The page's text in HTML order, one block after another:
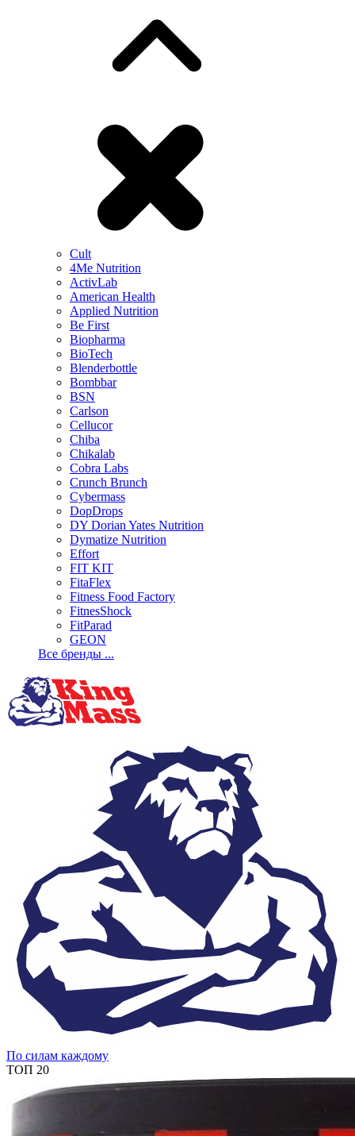
Cult
4Me Nutrition
ActivLab
American Health
Applied Nutrition
Be First
Biopharma
BioTech
Blenderbottle
Bombbar
BSN
Carlson
Cellucor
Chiba
Chikalab
Cobra Labs
Crunch Brunch
Cybermass
DopDrops
DY Dorian Yates Nutrition
Dymatize Nutrition
Effort
FIT KIT
FitaFlex
Fitness Food Factory
FitnesShock
FitParad
GEON
Все бренды ...
По силам каждому
ТОП 20